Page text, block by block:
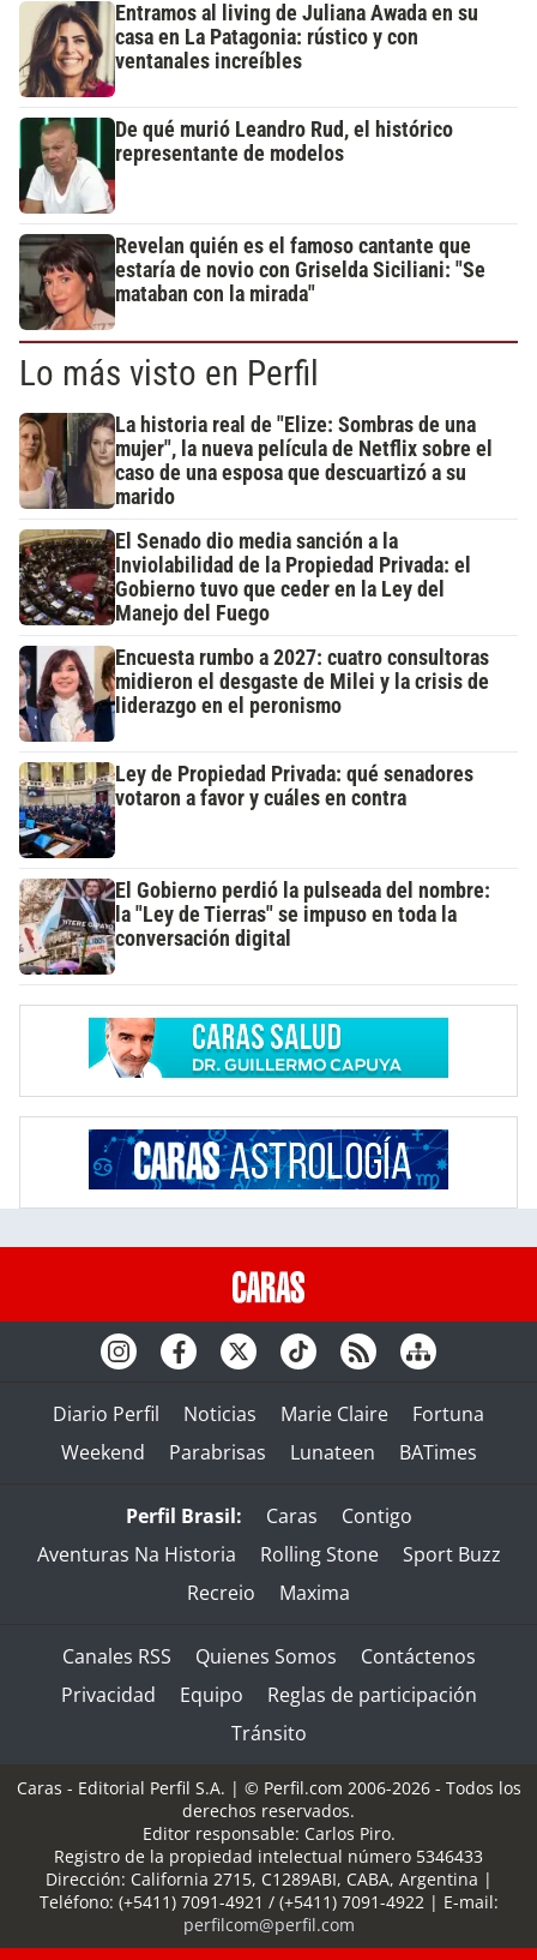
Entramos al living de Juliana Awada en su
casa en La Patagonia: rústico y con
ventanales increíbles
De qué murió Leandro Rud, el histórico
representante de modelos
Revelan quién es el famoso cantante que
estaría de novio con Griselda Siciliani: "Se
mataban con la mirada"
Lo más visto en Perfil
La historia real de "Elize: Sombras de una
mujer", la nueva película de Netflix sobre el
caso de una esposa que descuartizó a su
marido
El Senado dio media sanción a la
Inviolabilidad de la Propiedad Privada: el
Gobierno tuvo que ceder en la Ley del
Manejo del Fuego
Encuesta rumbo a 2027: cuatro consultoras
midieron el desgaste de Milei y la crisis de
liderazgo en el peronismo
Ley de Propiedad Privada: qué senadores
votaron a favor y cuáles en contra
El Gobierno perdió la pulseada del nombre:
la "Ley de Tierras" se impuso en toda la
conversación digital
Diario Perfil Noticias Marie Claire
Fortuna
Weekend
Parabrisas Lunateen BATimes
Perfil Brasil: Caras
Contigo
Aventuras Na Historia
Rolling Stone
Sport Buzz
Recreio
Maxima
Canales RSS Quienes Somos
Contáctenos
Privacidad
Equipo
Reglas de participación
Tránsito
Caras - Editorial Perfil S.A. | © Perfil.com 2006-2026 - Todos los
derechos reservados.
Editor responsable: Carlos Piro.
Registro de la propiedad intelectual número 5346433
Dirección: California 2715, C1289ABI, CABA, Argentina |
Teléfono: (+5411) 7091-4921 / (+5411) 7091-4922| E-mail:
perfilcom@perfil.com